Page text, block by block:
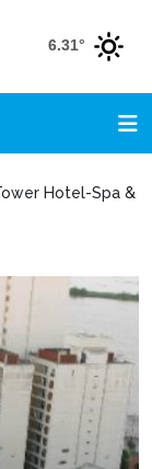
6.31°
Hotel-Spa &